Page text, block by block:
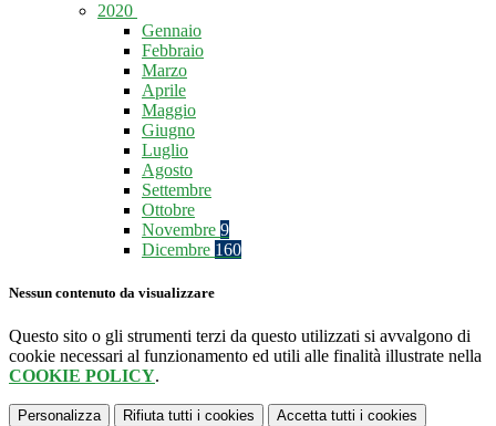
2020
Gennaio
Febbraio
Marzo
Aprile
Maggio
Giugno
Luglio
Agosto
Settembre
Ottobre
Novembre 9
Dicembre 160
Nessun contenuto da visualizzare
Questo sito o gli strumenti terzi da questo utilizzati si avvalgono di
cookie necessari al funzionamento ed utili alle finalità illustrate nella
COOKIE POLICY.
Personalizza Rifiuta tutti i cookies Accetta tutti i cookies